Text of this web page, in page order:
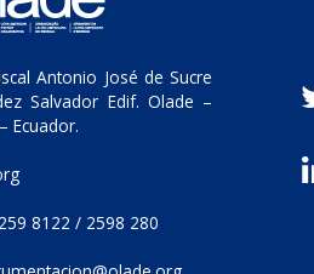
Antonio José de Sucre
Salvador Edif. Olade –
Ecuador.
8122 / 2598 280